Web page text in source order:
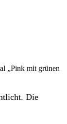
„Pink mit grünen
Die